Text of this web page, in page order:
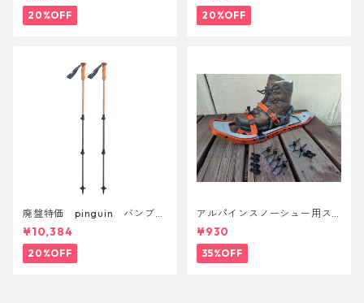
20%OFF 20%OFF
廃盤特価 pinguin バンブー
FLフォーム(ペア)
¥10,384
20%OFF
アルパインスノーシュー用ス
トラップキャッチ(ペア)
¥930
35%OFF